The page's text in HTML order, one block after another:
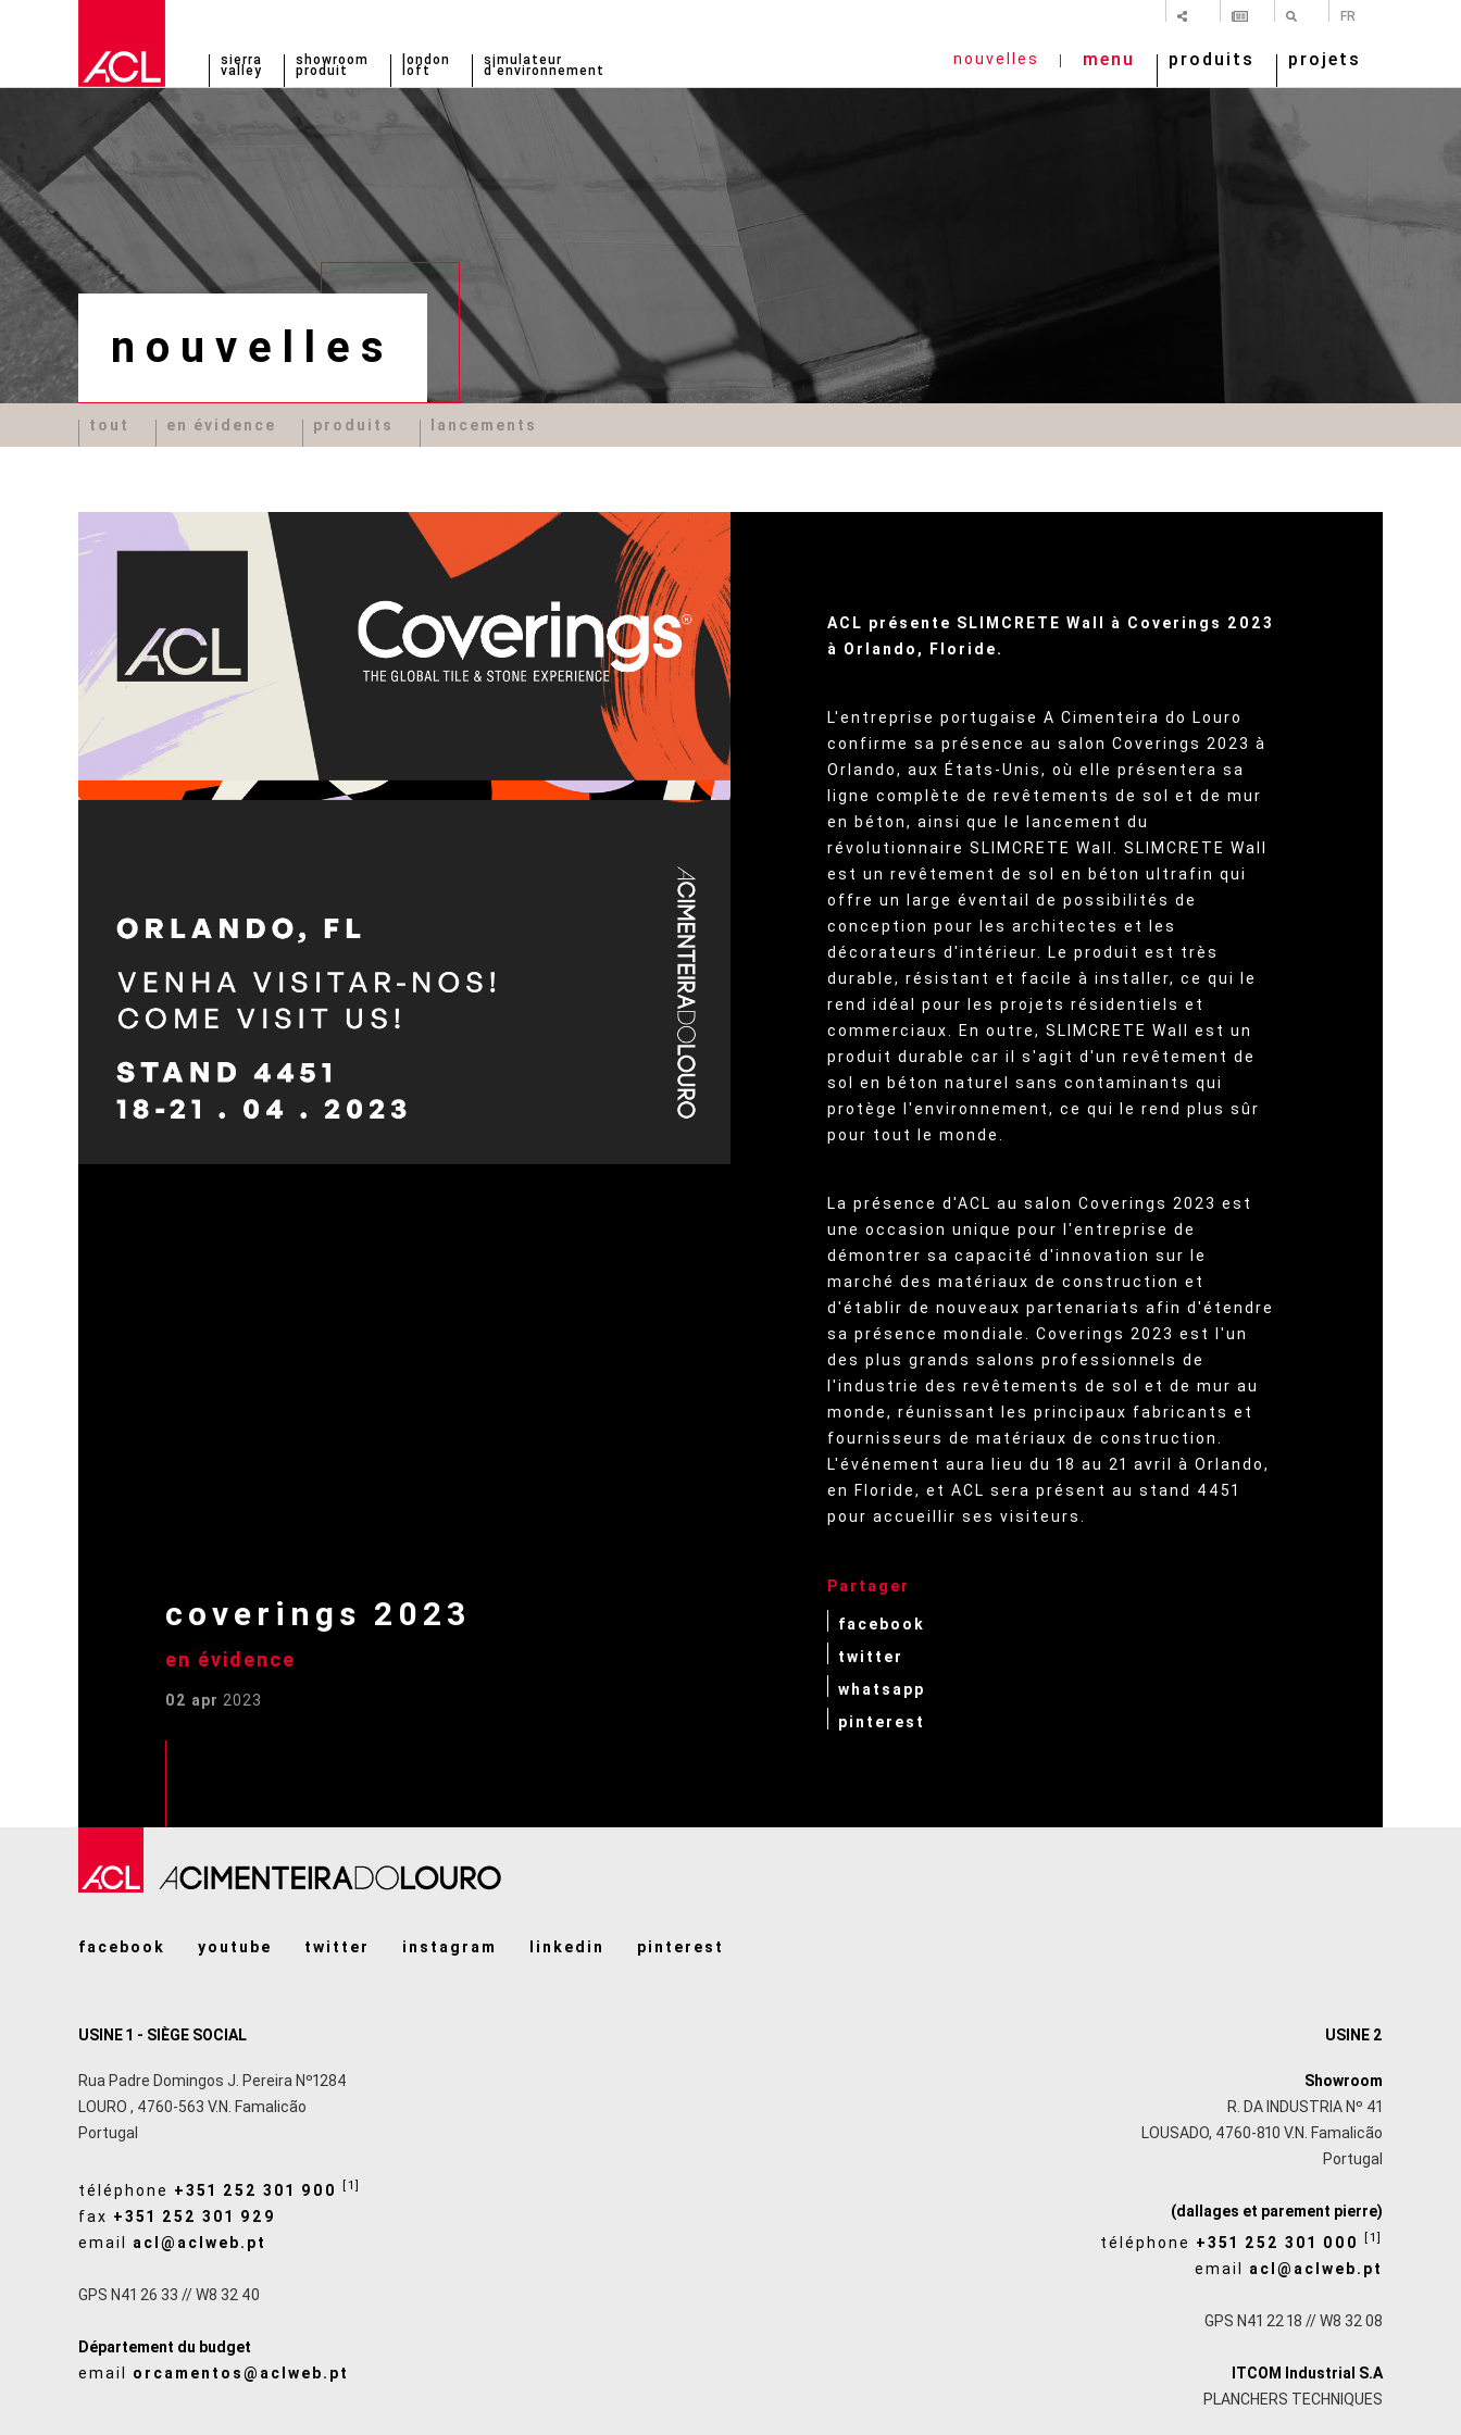
FR
sierra
valley
showroom
produit
london
loft
simulateur
d'environnement
nouvelles menu produits projets
nouvelles
tout en évidence produits lancements
coverings 2023
en évidence
02 apr 2023
ACL présente SLIMCRETE Wall à Coverings 2023
à Orlando, Floride.
L'entreprise portugaise A Cimenteira do Louro
confirme sa présence au salon Coverings 2023 à
Orlando, aux États-Unis, où elle présentera sa
ligne complète de revêtements de sol et de mur
en béton, ainsi que le lancement du
révolutionnaire SLIMCRETE Wall. SLIMCRETE Wall
est un revêtement de sol en béton ultrafin qui
offre un large éventail de possibilités de
conception pour les architectes et les
décorateurs d'intérieur. Le produit est très
durable, résistant et facile à installer, ce qui le
rend idéal pour les projets résidentiels et
commerciaux. En outre, SLIMCRETE Wall est un
produit durable car il s'agit d'un revêtement de
sol en béton naturel sans contaminants qui
protège l'environnement, ce qui le rend plus sûr
pour tout le monde.
La présence d'ACL au salon Coverings 2023 est
une occasion unique pour l'entreprise de
démontrer sa capacité d'innovation sur le
marché des matériaux de construction et
d'établir de nouveaux partenariats afin d'étendre
sa présence mondiale. Coverings 2023 est l'un
des plus grands salons professionnels de
l'industrie des revêtements de sol et de mur au
monde, réunissant les principaux fabricants et
fournisseurs de matériaux de construction.
L'événement aura lieu du 18 au 21 avril à Orlando,
en Floride, et ACL sera présent au stand 4451
pour accueillir ses visiteurs.
Partager
facebook
twitter
whatsapp
pinterest
facebook youtube twitter instagram linkedin pinterest
USINE 1 - SIÈGE SOCIAL
Rua Padre Domingos J. Pereira Nº1284
LOURO , 4760-563 V.N. Famalicão
Portugal
téléphone +351 252 301 900 [1]
fax +351 252 301 929
email acl@aclweb.pt
GPS N41 26 33 // W8 32 40
Département du budget
email orcamentos@aclweb.pt
USINE 2
Showroom
R. DA INDUSTRIA Nº 41
LOUSADO, 4760-810 V.N. Famalicão
Portugal
(dallages et parement pierre)
téléphone +351 252 301 000 [1]
email acl@aclweb.pt
GPS N41 22 18 // W8 32 08
ITCOM Industrial S.A
PLANCHERS TECHNIQUES